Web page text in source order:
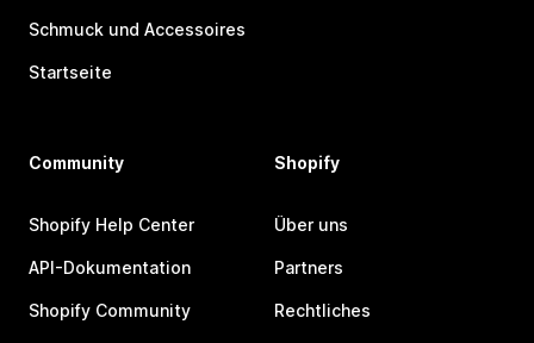
Schmuck und Accessoires
Startseite
Community
Shopify Help Center
API-Dokumentation
Shopify Community
Shopify
Über uns
Partners
Rechtliches